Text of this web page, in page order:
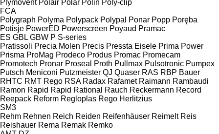
Plymovent Polair Polar Polin Poly-clip
FCA
Polygraph Polyma Polypack Polypal Ponar Popp Poręba
Potisje PowerED Powerscreen Poyaud Pramac
ES GBL GBW P S-series
Pratissoli Precia Molen Precis Pressta Eisele Prima Power
Prisma ProMag Prodeco Produs Promac Promecam
Promotech Pronar Proseal Proth Pullmax Pulsotronic Pumpex
Putsch Meniconi Putzmeister QJ Quaser RAS RBP Bauer
RHTC RMT Rego RSA Radax Rafamet Raimann Rambaudi
Ramon Rapid Rapid Rational Rauch Reckermann Record
Reepack Reform Regloplas Rego Herlitzius
SM3
Rehm Rehnen Reich Reiden Reifenhäuser Reimelt Reis
Reishauer Rema Remak Remko